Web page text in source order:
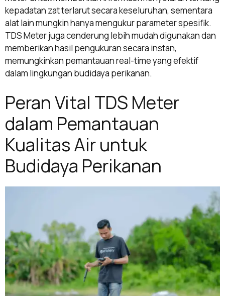
kepadatan zat terlarut secara keseluruhan, sementara
alat lain mungkin hanya mengukur parameter spesifik.
TDS Meter juga cenderung lebih mudah digunakan dan
memberikan hasil pengukuran secara instan,
memungkinkan pemantauan real-time yang efektif
dalam lingkungan budidaya perikanan.
Peran Vital TDS Meter
dalam Pemantauan
Kualitas Air untuk
Budidaya Perikanan